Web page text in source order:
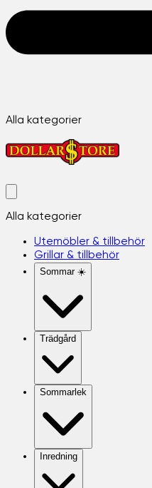
Alla kategorier
Alla kategorier
Utemöbler & tillbehör
Grillar & tillbehör
Sommar ☀️
Trädgård
Sommarlek
Inredning